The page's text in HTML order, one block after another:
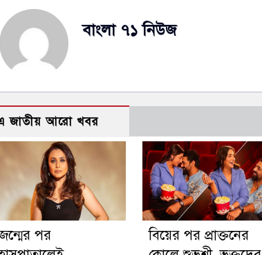
বাংলা ৭১ নিউজ
জাতীয় আরো খবর
পর
বিয়ের পর প্রাক্তনের